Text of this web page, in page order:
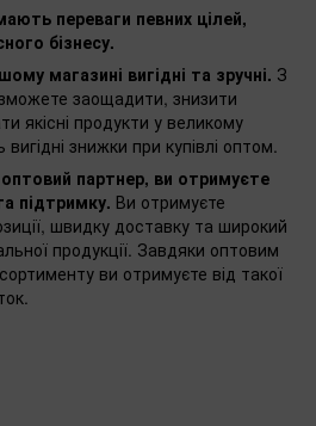
переваги певних цілей,
бізнесу.
магазині вигідні та зручні. З
заощадити, знизити
якісні продукти у великому
знижки при купівлі оптом.
партнер, ви отримуєте
підтримку. Ви отримуєте
швидку доставку та широкий
продукції. Завдяки оптовим
ви отримуєте від такої